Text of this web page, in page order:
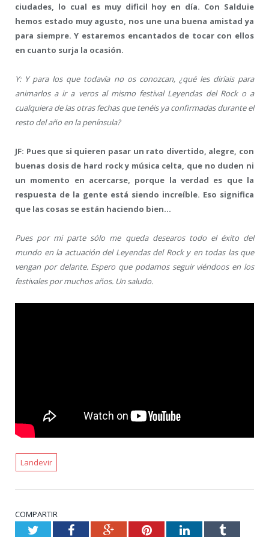
ciudades, lo cual es muy dificil hoy en día. Con Salduie
hemos estado muy agusto, nos une una buena amistad ya
para siempre. Y estaremos encantados de tocar con ellos
en cuanto surja la ocasión.
Y: Y para los que todavía no os conozcan, ¿qué les diríais para
animarlos a ir a veros al mismo festival Leyendas del Rock o a
cualquiera de las otras fechas que tenéis ya confirmadas durante el
resto del año en la península?
JF: Pues que si quieren pasar un rato divertido, alegre, con
buenas dosis de hard rock y música celta, que no duden ni
un momento en acercarse, porque la verdad es que la
respuesta de la gente está siendo increíble. Eso significa
que las cosas se están haciendo bien…
Pues por mi parte sólo me queda desearos todo el éxito del
mundo en la actuación del Leyendas del Rock y en todas las que
vengan por delante. Espero que podamos seguir viéndoos en los
festivales por muchos años. Un saludo.
Landevir
COMPARTIR
TwitterFacebookGoogle+PinterestLinkedInTumblr